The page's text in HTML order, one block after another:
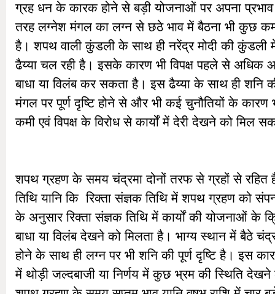
ग्रह धन के कारक होने से बड़ी योजनाओं पर अपना
तरह लग्नेश मंगल का लग्न से छठे भाव में बैठना भी कुछ
है। शपथ वाली कुंडली के साथ ही नरेंद्र मोदी की कुंडली
ढैय्या चल रही है। इसके कारण भी विपक्ष पहले से अधिक
बाधा या विलंब कर सकता है। इस ढैय्या के साथ ही शनि
मंगल पर पूर्ण दृष्टि होने से और भी कई चुनौतियों के कारण
कमी एवं विपक्ष के विरोध से कार्यों में देरी देखने को मिल
शपथ ग्रहण के समय चंद्रमा दोनों तरफ से ग्रहों से रहित
तिथि यानि कि रिक्ता संज्ञक तिथि में शपथ ग्रहण को
के अनुसार रिक्ता संज्ञक तिथि में कार्यों की योजनाओं के
बाधा या विलंब देखने को मिलता है। भाग्य स्थान में बैठे
होने के साथ ही लग्न पर भी शनि की पूर्ण दृष्टि है। इस
में थोड़ी जल्दबाजी या निर्णय में कुछ भ्रम की स्थिति